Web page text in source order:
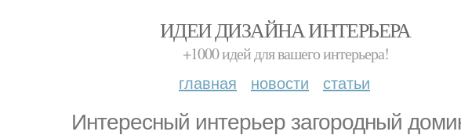
ИДЕИ ДИЗАЙНА ИНТЕРЬЕРА
+1000 идей для вашего интерьера!
главная новости статьи
Интересный интерьер загородный